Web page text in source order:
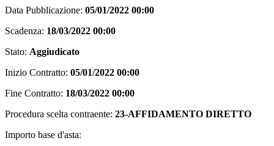
Data Pubblicazione: 05/01/2022 00:00
Scadenza: 18/03/2022 00:00
Stato: Aggiudicato
Inizio Contratto: 05/01/2022 00:00
Fine Contratto: 18/03/2022 00:00
Procedura scelta contraente: 23-AFFIDAMENTO DIRETTO
Importo base d'asta: